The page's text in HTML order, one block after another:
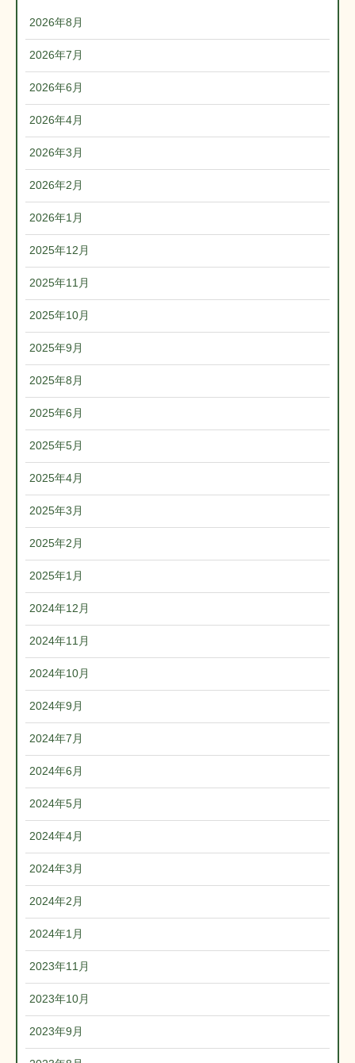
2026年8月
2026年7月
2026年6月
2026年4月
2026年3月
2026年2月
2026年1月
2025年12月
2025年11月
2025年10月
2025年9月
2025年8月
2025年6月
2025年5月
2025年4月
2025年3月
2025年2月
2025年1月
2024年12月
2024年11月
2024年10月
2024年9月
2024年7月
2024年6月
2024年5月
2024年4月
2024年3月
2024年2月
2024年1月
2023年11月
2023年10月
2023年9月